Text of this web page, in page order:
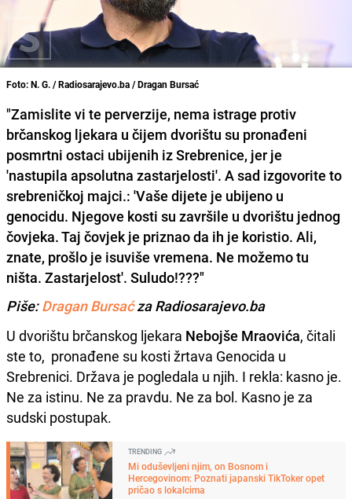
Foto: N. G. / Radiosarajevo.ba / Dragan Bursać
"Zamislite vi te perverzije, nema istrage protiv
brčanskog ljekara u čijem dvorištu su pronađeni
posmrtni ostaci ubijenih iz Srebrenice, jer je
'nastupila apsolutna zastarjelosti'. A sad izgovorite to
srebreničkoj majci.: 'Vaše dijete je ubijeno u
genocidu. Njegove kosti su završile u dvorištu jednog
čovjeka. Taj čovjek je priznao da ih je koristio. Ali,
znate, prošlo je isuviše vremena. Ne možemo tu
ništa. Zastarjelost'. Suludo!???"
Piše:Dragan Bursaćza Radiosarajevo.ba
U dvorištu brčanskog ljekara Nebojše Mraovića, čitali
ste to, pronađene su kosti žrtava Genocida u
Srebrenici. Država je pogledala u njih. I rekla: kasno je.
Ne za istinu. Ne za pravdu. Ne za bol. Kasno je za
sudski postupak.
TRENDING
Mi oduševljeni njim, on Bosnom i
Hercegovinom: Poznati japanski TikToker opet
pričao s lokalcima